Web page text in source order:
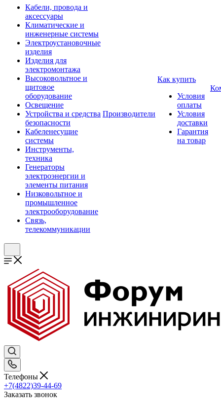
Кабели, провода и
аксессуары
Климатические и
инженерные системы
Электроустановочные
изделия
Изделия для
электромонтажа
Высоковольтное и
щитовое
оборудование
Освещение
Устройства и средства
безопасности
Кабеленесущие
системы
Инструменты,
техника
Генераторы
электроэнергии и
элементы питания
Низковольтное и
промышленное
электрооборудование
Связь,
телекоммуникации
Производители
Как купить
Условия
оплаты
Условия
доставки
Гарантия
на товар
Телефоны
+7(4822)39-44-69
Заказать звонок